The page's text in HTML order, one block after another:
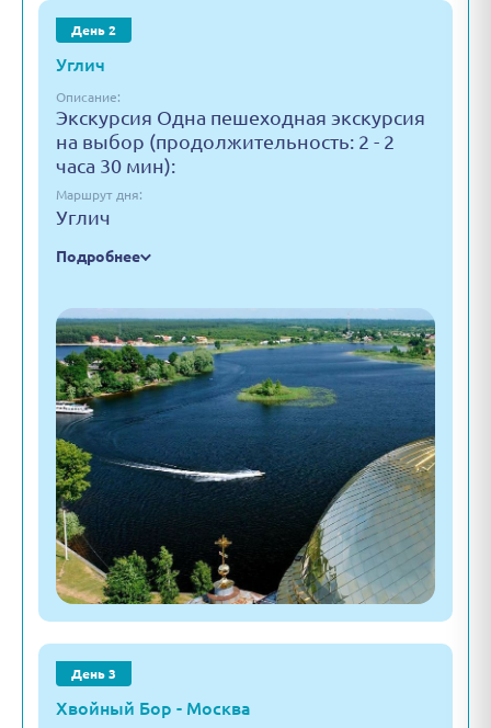
День 2
Углич
Описание:
Экскурсия Одна пешеходная экскурсия
на выбор (продолжительность: 2 - 2
часа 30 мин):
Маршрут дня:
Углич
Подробнее
День 3
Хвойный Бор - Москва